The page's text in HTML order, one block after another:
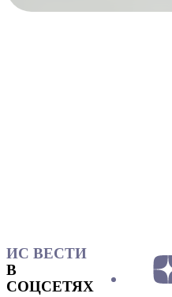
ИС ВЕСТИ
В
СОЦСЕТЯХ